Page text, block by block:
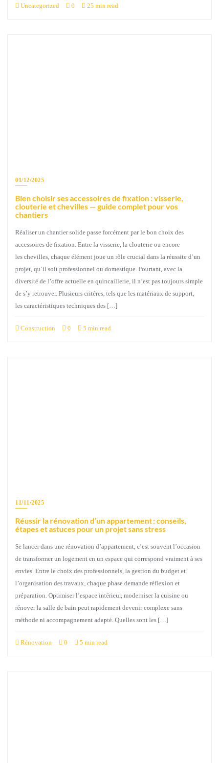
Uncategorized 0 25 min read
01/12/2025
Bien choisir ses accessoires de fixation : visserie,
clouterie et chevilles — guide complet pour vos
chantiers
Réaliser un chantier solide passe forcément par le bon choix des
accessoires de fixation. Entre la visserie, la clouterie ou encore
les chevilles, chaque élément joue un rôle crucial dans la réussite d’un
projet, qu’il soit professionnel ou domestique. Pourtant, avec la
diversité de l’offre actuelle en quincaillerie, il n’est pas toujours simple
de s’y retrouver. Plusieurs critères, tels que les matériaux de support,
les caractéristiques techniques des […]
Construction 0 5 min read
11/11/2025
Réussir la rénovation d’un appartement : conseils,
étapes et astuces pour un projet sans stress
Se lancer dans une rénovation d’appartement, c’est souvent l’occasion
de transformer un logement en un espace qui correspond vraiment à ses
envies. Entre le choix des professionnels, la gestion du budget et
l’organisation des travaux, chaque phase demande réflexion et
préparation. Optimiser l’espace intérieur, moderniser la cuisine ou
rénover la salle de bain peut rapidement devenir complexe sans
méthode ni accompagnement adapté. Quelles sont les […]
Rénovation 0 5 min read